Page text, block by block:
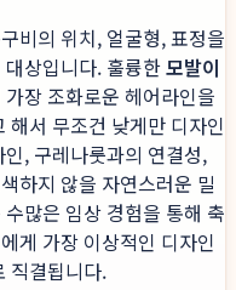
비의 위치, 얼굴형, 표정을
상입니다. 훌륭한모발이
장 조화로운 헤어라인을
해서 무조건 낮게만 디자인
, 구레나룻과의 연결성,
하지 않을 자연스러운 밀
수많은 임상 경험을 통해 축
게 가장 이상적인 디자인
직결됩니다.